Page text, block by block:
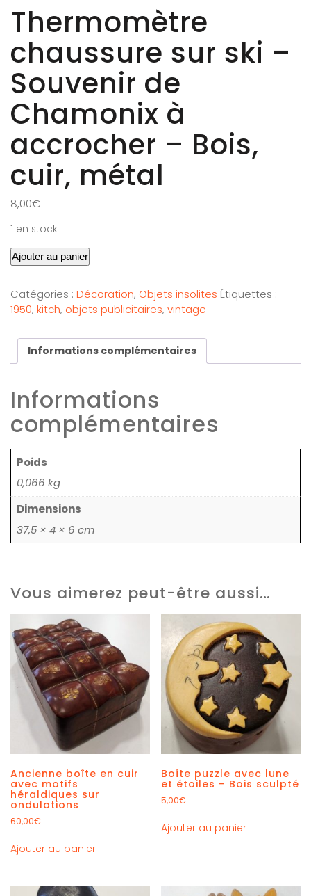
Thermomètre
chaussure sur ski –
Souvenir de
Chamonix à
accrocher – Bois,
cuir, métal
8,00€
1 en stock
Ajouter au panier
Catégories : Décoration, Objets insolites Étiquettes :
1950, kitch, objets publicitaires, vintage
Informations complémentaires
Informations
complémentaires
Poids
0,066 kg
Dimensions
37,5 × 4 × 6 cm
Vous aimerez peut-être aussi…
Ancienne boîte en cuir
avec motifs
héraldiques sur
ondulations
60,00€
Ajouter au panier
Boîte puzzle avec lune
et étoiles – Bois sculpté
5,00€
Ajouter au panier